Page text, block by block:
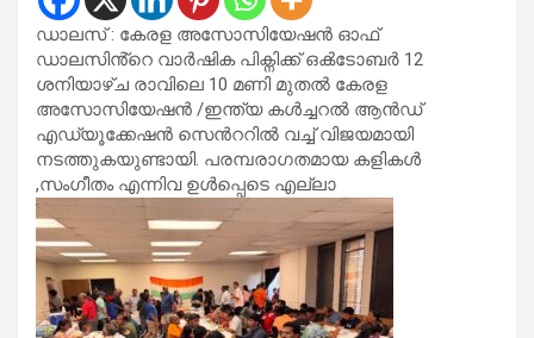
ഡാലസ് : കേരള അസോസിയേഷൻ ഓഫ്
ഡാലസിൻ്റെ വാർഷിക പിക്നിക്ക് ഒൿടോബർ 12
ശനിയാഴ്ച രാവിലെ 10 മണി മുതൽ കേരള
അസോസിയേഷൻ /ഇന്ത്യ കൾച്ചറൽ ആൻഡ്
എഡ്യൂക്കേഷൻ സെൻററിൽ വച്ച് വിജയമായി
നടത്തുകയുണ്ടായി. പരമ്പരാഗതമായ കളികൾ
,സംഗീതം എന്നിവ ഉൾപ്പെടെ എല്ലാ